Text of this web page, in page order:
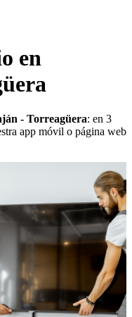
en
- Torreagüera: en 3
app móvil o página web